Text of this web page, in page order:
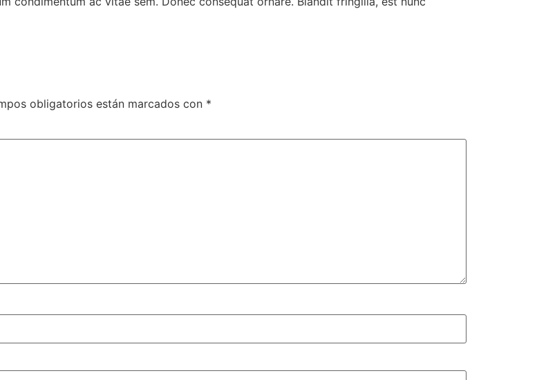
obligatorios están marcados con *